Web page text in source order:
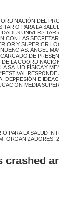
DEL
PARA LA
CON LAS
Y SUPERIOR
ÁNGEL
DE
LA
SALUD FÍSICA Y
RESPONDE
DEPRESIÓN E
MEDIA
PARA LA SALUD
ORGANIZADORES;
crashed